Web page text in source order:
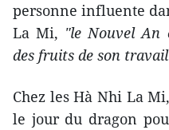
personne influente
La Mi, "le Nouvel An
des fruits de son
Chez les Hà Nhi La
le jour du dragon